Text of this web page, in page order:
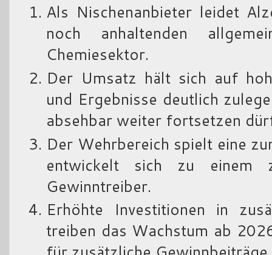
Als Nischenanbieter leidet
noch anhaltenden
Chemiesektor.
Der Umsatz hält sich auf
und Ergebnisse deutlich
absehbar weiter fortsetzen
Der Wehrbereich spielt eine
entwickelt sich zu einem
Gewinntreiber.
Erhöhte Investitionen in
treiben das Wachstum ab